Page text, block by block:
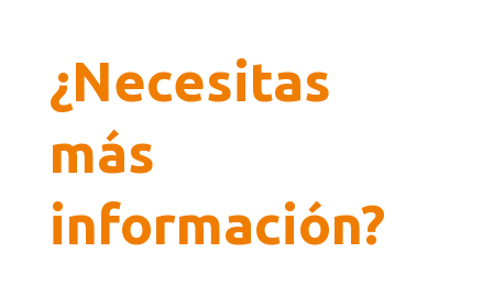
¿Necesitas
más
información?